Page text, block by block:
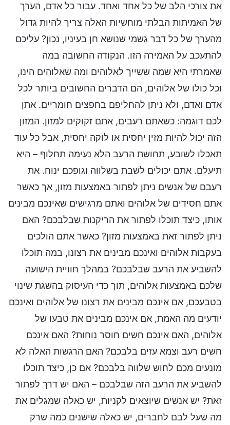
את צורכי הלב של כל אחד ואחד. עבור כל אדם, הערך
של האמיתות הבלתי מוחשיות האלה צריך להיות גדול
מהערך של כל דבר גשמי שנושא חן בעיניו, נכון? עליכם
להתעכב על האמירה הזו. הנקודה החשובה במה
שאמרתי היא שמה ששייך לאלוהים ומה שאלוהים הינו,
וכל כולו של אלוהים, הם הדברים החשובים ביותר לכל
אדם ואדם, ולא ניתן להחליפם בחפצים חומריים. אתן
לכם דוגמה: כשאתם רעבים, אתם זקוקים למזון. המזון
הזה יכול להיות מזין יחסית או לוקה יחסית, אבל כל עוד
תאכלו לשובע, תחושת הרעב הלא נעימה תחלוף – היא
תיעלם. אתם יכולים לשבת בשלווה וגופכם ינוח. את
רעבם של אנשים ניתן לפתור באמצעות מזון, אך כאשר
אתם חסידים של אלוהים ואתם מרגישים שאינכם מבינים
אותו, כיצד תוכלו לפתור את הריקנות שבלבכם? האם
ניתן לפתור זאת באמצעות מזון? כאשר אתם הולכים
בעקבות אלוהים ואינכם מבינים את רצונו, במה תוכלו
להשביע את הרעב שבלבכם? במהלך חוויית הישועה
שלכם באמצעות אלוהים, תוך כדי העיסוק בהשגת שינוי
בטבעכם, אם אינכם מבינים את רצונו של אלוהים ואינכם
יודעים מה האמת, אם אינכם מבינים את טבעו של
אלוהים, האם אינכם חשים חוסר נוחות? האם אינכם
חשים רעב וצמא עזים בלבכם? האם הרגשות האלה לא
מונעים מכם לחוש שלווה בלבכם? אם כן, כיצד תוכלו
להשביע את הרעב הזה שבלבכם – האם יש דרך לפתור
זאת? יש אנשים שיוצאים לקניות, יש כאלה שמגלים את
מה שעל לבם לחברים, יש כאלה שישנים כמה שרק